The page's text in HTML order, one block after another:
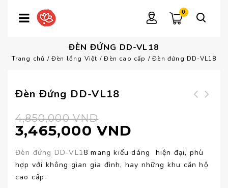
0
ĐÈN ĐỨNG DD-VL18
Trang chủ /Đèn lồng Việt /Đèn cao cấp /Đèn đứng DD-VL18
Đèn Đứng DD-VL18
4,850,000VND
3,465,000 VND
Đèn đứng DD-VL18 mang kiểu dáng hiện đại, phù
hợp với không gian gia đình, hay những khu căn hộ
cao cấp.